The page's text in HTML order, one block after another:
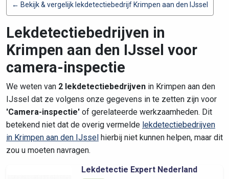
← Bekijk & vergelijk lekdetectiebedrijf Krimpen aan den IJssel
Lekdetectiebedrijven in
Krimpen aan den IJssel voor
camera-inspectie
We weten van 2 lekdetectiebedrijven in Krimpen aan den
IJssel dat ze volgens onze gegevens in te zetten zijn voor
'Camera-inspectie' of gerelateerde werkzaamheden. Dit
betekend niet dat de overig vermelde lekdetectiebedrijven
in Krimpen aan den IJssel hierbij niet kunnen helpen, maar dit
zou u moeten navragen.
Lekdetectie Expert Nederland